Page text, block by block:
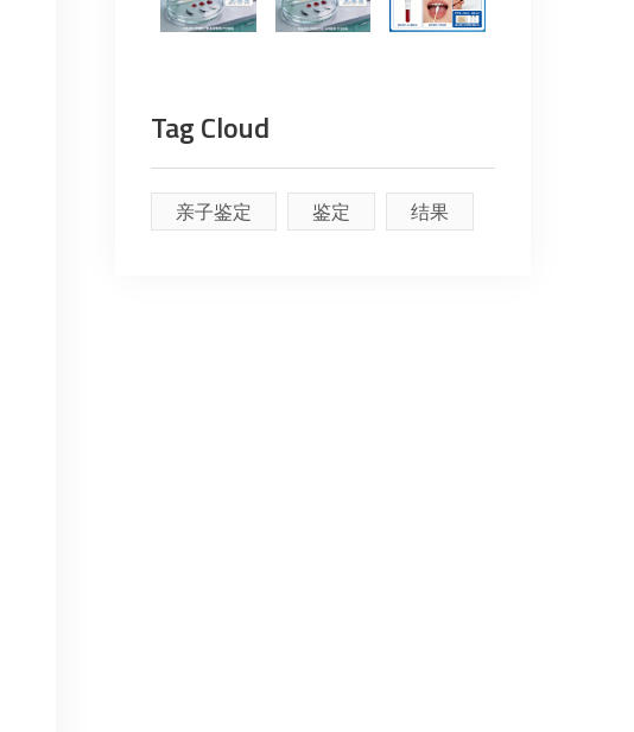
Tag Cloud
亲子鉴定 鉴定 结果